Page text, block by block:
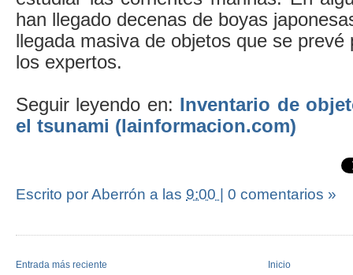
han llegado decenas de boyas
llegada masiva de objetos que se prevé
los expertos.
Seguir leyendo en: Inventario de
el tsunami (lainformacion.com)
Escrito por Aberrón a las 9:00 | 0 comentarios »
Entrada más reciente Inicio